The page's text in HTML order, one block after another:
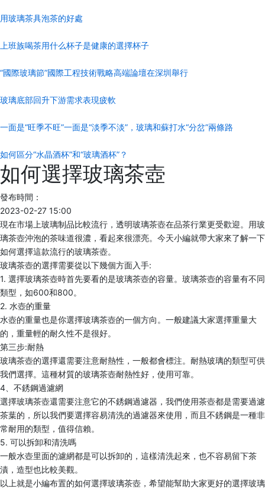
用玻璃茶具泡茶的好處
上班族喝茶用什么杯子是健康的選擇杯子
“國際玻璃節”國際工程技術戰略高端論壇在深圳舉行
玻璃底部回升下游需求表現疲軟
一面是“旺季不旺”一面是“淡季不淡”，玻璃和蘇打水“分岔”兩條路
如何區分“水晶酒杯”和“玻璃酒杯”？
如何選擇玻璃茶壺
發布時間：
2023-02-27 15:00
現在市場上玻璃制品比較流行，透明玻璃茶壺在品茶行業更受歡迎。用玻
璃茶壺沖泡的茶味道很濃，看起來很漂亮。今天小編就帶大家來了解一下
如何選擇這款流行的玻璃茶壺。
玻璃茶壺的選擇需要從以下幾個方面入手:
1. 選擇玻璃茶壺時首先要看的是玻璃茶壺的容量。玻璃茶壺的容量有不同
類型，如600和800。
2. 水壺的重量
水壺的重量也是你選擇玻璃茶壺的一個方向。一般建議大家選擇重量大
的，重量輕的耐久性不是很好。
第三步:耐熱
玻璃茶壺的選擇還需要注意耐熱性，一般都會標注。耐熱玻璃的類型可供
我們選擇。這種材質的玻璃茶壺耐熱性好，使用可靠。
4、不銹鋼過濾網
選擇玻璃茶壺還需要注意它的不銹鋼過濾器，我們使用茶壺都是需要過濾
茶葉的，所以我們要選擇容易清洗的過濾器來使用，而且不銹鋼是一種非
常耐用的類型，值得信賴。
5. 可以拆卸和清洗嗎
一般水壺里面的濾網都是可以拆卸的，這樣清洗起來，也不容易留下茶
漬，造型也比較美觀。
以上就是小編布置的如何選擇玻璃茶壺，希望能幫助大家更好的選擇玻璃